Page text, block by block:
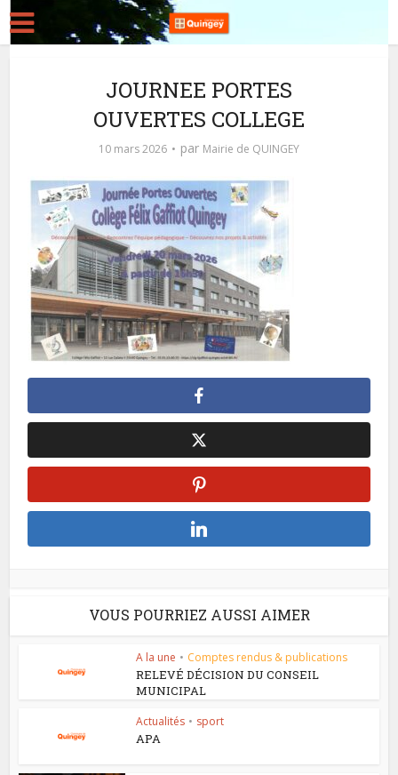
JOURNEE PORTES
OUVERTES COLLEGE
10 mars 2026 par Mairie de QUINGEY
VOUS POURRIEZ AUSSI AIMER
A la une • Comptes rendus & publications
RELEVÉ DÉCISION DU CONSEIL
MUNICIPAL
Actualités • sport
APA